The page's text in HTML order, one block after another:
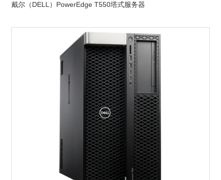
戴尔（DELL）PowerEdge T550塔式服务器